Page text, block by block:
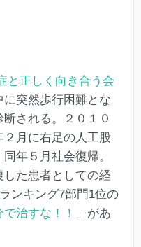
と正しく向き合う会
突然歩行困難とな
される。２０１０
月に右足の人工股
年５月社会復帰。
た患者としての経
ンキング7部門1位の
治すな！！
」があ